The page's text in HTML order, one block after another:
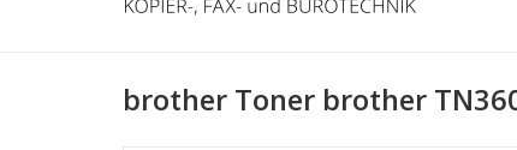
brother Toner brother